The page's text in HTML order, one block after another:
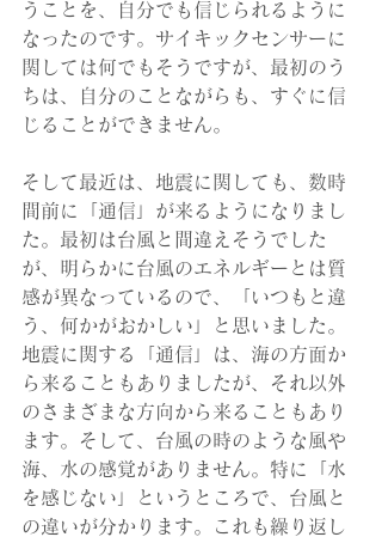
うことを、自分でも信じられるように
なったのです。サイキックセンサーに
関しては何でもそうですが、最初のう
ちは、自分のことながらも、すぐに信
じることができません。
そして最近は、地震に関しても、数時
間前に「通信」が来るようになりまし
た。最初は台風と間違えそうでした
が、明らかに台風のエネルギーとは質
感が異なっているので、「いつもと違
う、何かがおかしい」と思いました。
地震に関する「通信」は、海の方面か
ら来ることもありましたが、それ以外
のさまざまな方向から来ることもあり
ます。そして、台風の時のような風や
海、水の感覚がありません。特に「水
を感じない」というところで、台風と
の違いが分かります。これも繰り返し